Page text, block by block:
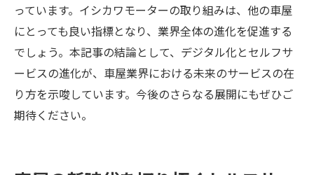
っています。イシカワモーターの取り組みは、他の車屋
にとっても良い指標となり、業界全体の進化を促進する
でしょう。本記事の結論として、デジタル化とセルフサ
ービスの進化が、車屋業界における未来のサービスの在
り方を示唆しています。今後のさらなる展開にもぜひご
期待ください。